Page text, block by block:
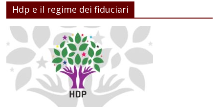
Hdp e il regime dei fiduciari